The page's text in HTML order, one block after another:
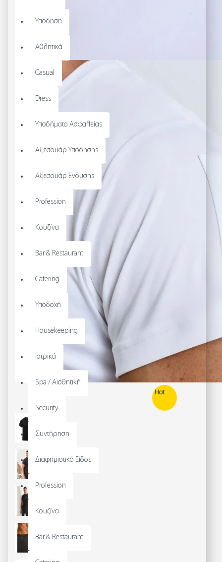
Υπόδηση
Αθλητικά
Casual
Dress
Υποδήματα Ασφαλείας
Αξεσουάρ Υπόδησης
Αξεσουάρ Ένδυσης
Profession
Κουζίνα
Bar & Restaurant
Catering
Υποδοχή
Housekeeping
Ιατρικά
Spa / Αισθητική
Security
Συντήρηση
Διαφημιστικό Είδος
Profession
Κουζίνα
Bar & Restaurant
Hot